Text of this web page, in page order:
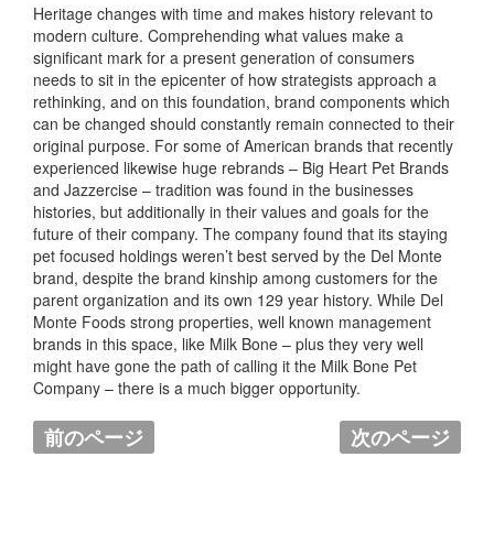
Heritage changes with time and makes history relevant to
modern culture. Comprehending what values make a
significant mark for a present generation of consumers
needs to sit in the epicenter of how strategists approach a
rethinking, and on this foundation, brand components which
can be changed should constantly remain connected to their
original purpose. For some of American brands that recently
experienced likewise huge rebrands – Big Heart Pet Brands
and Jazzercise – tradition was found in the businesses
histories, but additionally in their values and goals for the
future of their company. The company found that its staying
pet focused holdings weren’t best served by the Del Monte
brand, despite the brand kinship among customers for the
parent organization and its own 129 year history. While Del
Monte Foods strong properties, well known management
brands in this space, like Milk Bone – plus they very well
might have gone the path of calling it the Milk Bone Pet
Company – there is a much bigger opportunity.
前のページ 次のページ